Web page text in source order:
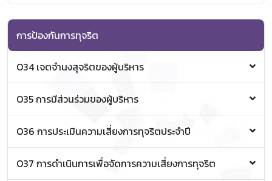
รายงานการประชุมคณะกรรมการอำนวยการวิทยาลัยการ
ศึกษาตลอดชีวิต ครั้งที่ 1/2564
รายงานการประชุมคณะกรรมการบริหารวิทยาลัยการ
การป้องกันการทุจริต
O34 เจตจำนงสุจริตของผู้บริหาร
ประกาศเจตจำนงการบริหารงานตามแนวนโยบาย
คุณธรรมและความโปร่งใส
O35 การมีส่วนร่วมของผู้บริหาร
คำสั่งแต่งตั้งคณะกรรมการขับเคลื่อนระบบคุณธรรม
และความโปร่งใส
O36 การประเมินความเสี่ยงการทุจริตประจำปี
แผนบริหารความเสี่ยงมหาวิทยาลัยเชียงใหม่ ประจำ
ปีงบประมาณ พ.ศ.2564
O37 การดำเนินการเพื่อจัดการความเสี่ยงการทุจริต